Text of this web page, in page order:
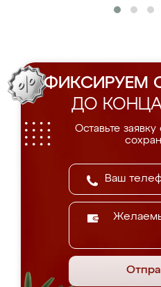
ФИКСИРУЕМ
ДО КОНЦА
Оставьте